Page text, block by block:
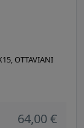
OTTAVIANI
64,00 €